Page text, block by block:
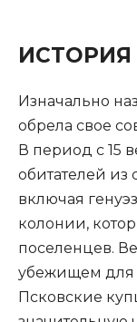
Изначально
обрела свое
В период с 15
обитателей из
включая
колонии,
поселенцев.
убежищем для
Псковские